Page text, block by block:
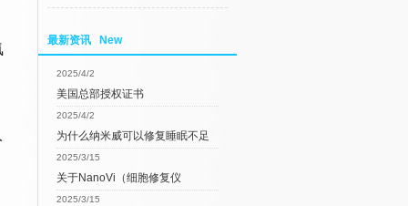
最新资讯 New
2025/4/2
美国总部授权证书
2025/4/2
为什么纳米威可以修复睡眠不足
2025/3/15
关于NanoVi（细胞修复仪
2025/3/15